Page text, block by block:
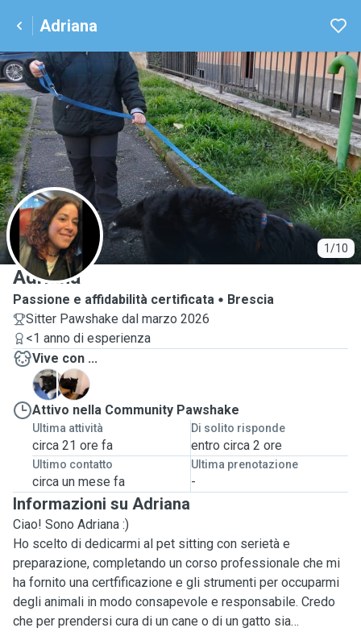
Adriana
1/10
A
Adriana
Passione e affidabilità certificata
Brescia
Sitter Pawshake dal marzo 2026
<1 anno di esperienza
Vive con ...
C
L
Attivo nella Community Pawshake
Ultima attività
circa 21 ore fa
Di solito risponde
entro circa 2 ore
Ultimo contatto
circa un mese fa
Ultima prenotazione
-
Informazioni su Adriana
Ciao! Sono Adriana :)
Ho scelto di dedicarmi al pet sitting con serietà e
preparazione, completando un corso professionale che mi
ha fornito una certfificazione e gli strumenti per occuparmi
degli animali in modo consapevole e responsabile. Credo
che per prendersi cura di un cane o di un gatto sia